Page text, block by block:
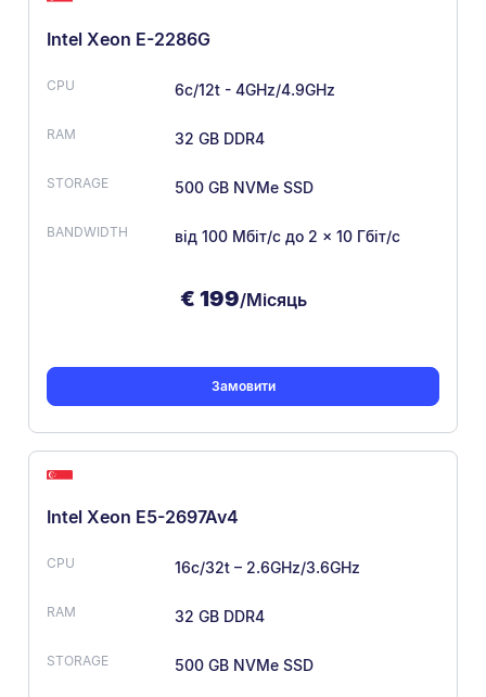
Intel Xeon E-2286G
6c/12t - 4GHz/4.9GHz
32 GB DDR4
500 GB NVMe SSD
від 100 Мбіт/с до 2 × 10 Гбіт/с
€ 199/Місяць
Замовити
Intel Xeon E5-2697Av4
16c/32t – 2.6GHz/3.6GHz
32 GB DDR4
500 GB NVMe SSD